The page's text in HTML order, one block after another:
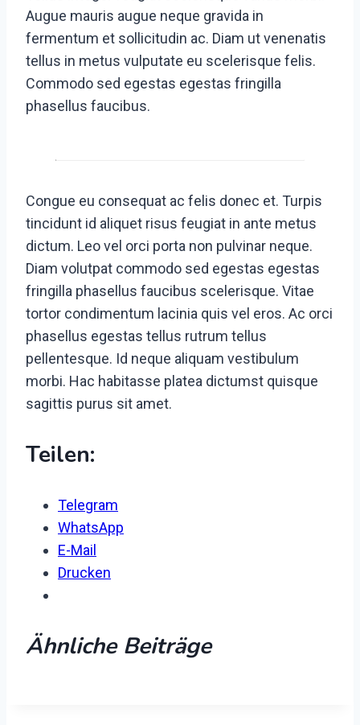
Augue mauris augue neque gravida in
fermentum et sollicitudin ac. Diam ut venenatis
tellus in metus vulputate eu scelerisque felis.
Commodo sed egestas egestas fringilla
phasellus faucibus.
Congue eu consequat ac felis donec et. Turpis
tincidunt id aliquet risus feugiat in ante metus
dictum. Leo vel orci porta non pulvinar neque.
Diam volutpat commodo sed egestas egestas
fringilla phasellus faucibus scelerisque. Vitae
tortor condimentum lacinia quis vel eros. Ac orci
phasellus egestas tellus rutrum tellus
pellentesque. Id neque aliquam vestibulum
morbi. Hac habitasse platea dictumst quisque
sagittis purus sit amet.
Teilen:
Telegram
WhatsApp
E-Mail
Drucken
Ähnliche Beiträge